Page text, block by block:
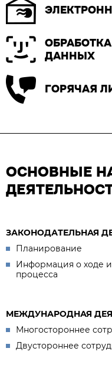
ДАННЫХ
ГОРЯЧАЯ
ОСНОВНЫЕ
ЗАКОНОДАТЕЛЬНАЯ
Планирование
Информация о ходе и
процесса
МЕЖДУНАРОДНАЯ
Многостороннее
Двустороннее